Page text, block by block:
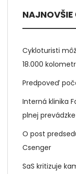
NAJNOVŠIE
Cykloturisti
18.000
Predpoveď
Interná klinika
plnej prevádzke
O post
Csenger
SaS kritizuje